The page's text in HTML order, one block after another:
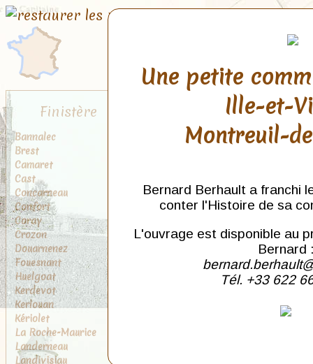
Finistère
Bannalec
Brest
Camaret
Cast
Concarneau
Confort
Coray
Crozon
Douarnenez
Fouesnant
Huelgoat
Kerdevot
Kerlouan
Kériolet
La Roche-Maurice
Landerneau
Landivisiau
Une petite
Ille-et-
Montreuil-
Bernard Berhault a franchi
conter l'Histoire de sa
L'ouvrage est disponible au
Bernard
Tél. +33 622